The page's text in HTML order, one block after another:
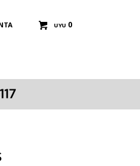
UYU 0